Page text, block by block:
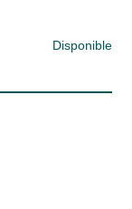
Disponible